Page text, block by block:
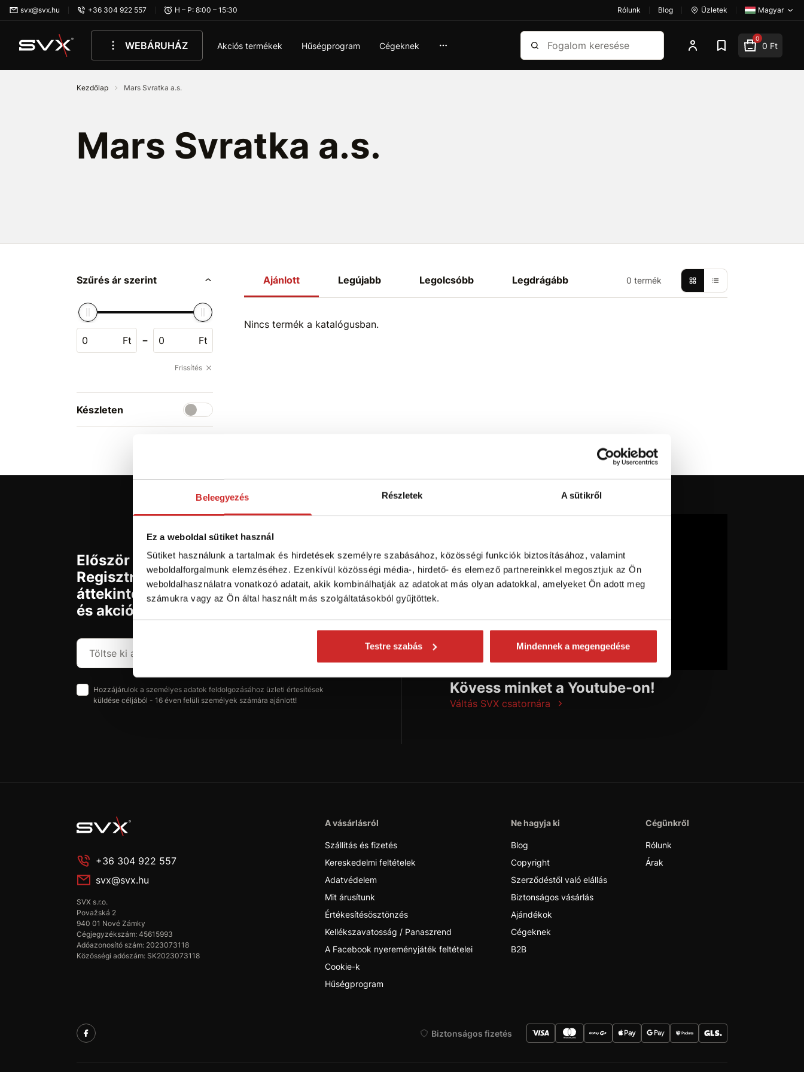
Beleegyezés Részletek A sütikről
Ez a weboldal sütiket használ
Sütiket használunk a tartalmak és hirdetések személyre szabásához, közösségi funkciók biztosításához, valamint
weboldalforgalmunk elemzéséhez. Ezenkívül közösségi média-, hirdető- és elemező partnereinkkel megosztjuk az Ön
weboldalhasználatra vonatkozó adatait, akik kombinálhatják az adatokat más olyan adatokkal, amelyeket Ön adott meg
számukra vagy az Ön által használt más szolgáltatásokból gyűjtöttek.
Testre szabás Mindennek a megengedése
Ugrás az oldal fő részéhez
svx@svx.hu +36 304 922 557 H – P: 8:00 – 15:30 Rólunk Blog Üzletek Magyar
WEBÁRUHÁZ Akciós termékek Hűségprogram Cégeknek
Keresés 0
0 Ft
Kezdőlap Mars Svratka a.s.
Mars Svratka a.s.
Szűrés ár szerint
Ft - Ft
Frissítés
Készleten
Ajánlott Legújabb Legolcsóbb Legdrágább 0 termék
Nincs termék a katalógusban.
Először jár az svx.hu-n?
Regisztráljon és szerezzen
áttekintést az aktuális újdonságokról
és akciókról.
Hozzájárulok a személyes adatok feldolgozásához üzleti értesítések
küldése céljából - 16 éven felüli személyek számára ajánlott!
Kövess minket a Youtube-on!
Váltás SVX csatornára
+36 304 922 557
svx@svx.hu
SVX s.r.o.
Považská 2
940 01 Nové Zámky
Cégjegyzékszám: 45615993
Adóazonosító szám: 2023073118
Közösségi adószám: SK2023073118
A vásárlásról
Szállítás és fizetés
Kereskedelmi feltételek
Adatvédelem
Mit árusítunk
Értékesítésösztönzés
Kellékszavatosság / Panaszrend
A Facebook nyereményjáték feltételei
Cookie-k
Hűségprogram
Ne hagyja ki
Blog
Copyright
Szerződéstől való elállás
Biztonságos vásárlás
Ajándékok
Cégeknek
B2B
Cégünkről
Rólunk
Árak
Biztonságos fizetés